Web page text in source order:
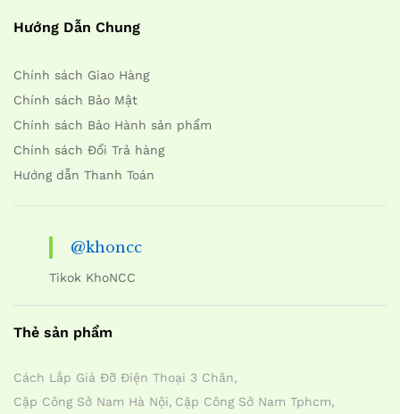
Hướng Dẫn Chung
Chính sách Giao Hàng
Chính sách Bảo Mật
Chính sách Bảo Hành sản phẩm
Chính sách Đổi Trả hàng
Hướng dẫn Thanh Toán
@khoncc
Tikok KhoNCC
Thẻ sản phẩm
Cách Lắp Giá Đỡ Điện Thoại 3 Chân
Cặp Công Sở Nam Hà Nội Cặp Công Sở Nam Tphcm